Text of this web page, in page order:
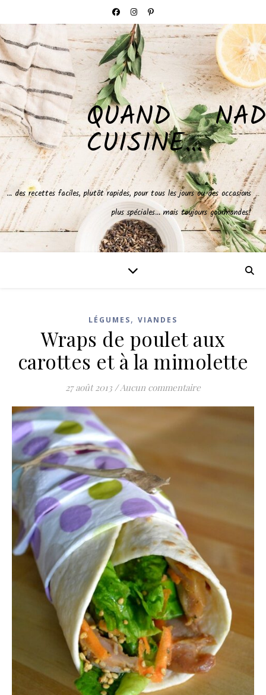
QUAND NAD
CUISINE…
… des recettes faciles, plutôt rapides, pour tous les jours ou des occasions
plus spéciales… mais toujours gourmandes!
LÉGUMES, VIANDES
Wraps de poulet aux
carottes et à la mimolette
27 août 2013 /Aucun commentaire